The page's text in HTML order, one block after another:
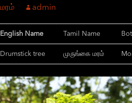
மரம்
admin
English Name Tamil Name
Drumstick tree முருங்கை மரம்